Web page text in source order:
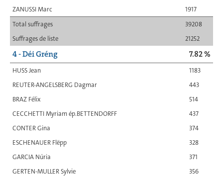
ZANUSSI Marc
1917
Total suffrages
39208
Suffrages de liste
21252
4 - Déi Gréng 7.82 %
HUSS Jean
1183
REUTER-ANGELSBERG Dagmar
443
BRAZ Félix
514
CECCHETTI Myriam ép.BETTENDORFF
437
CONTER Gina
374
ESCHENAUER Flëpp
328
GARCIA Núria
371
GERTEN-MULLER Sylvie
356